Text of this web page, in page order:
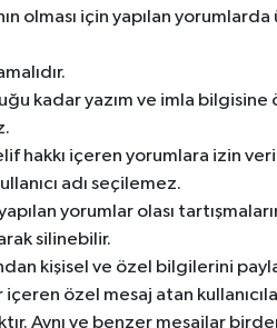
olması için yapılan
kadar yazım ve imla
hakkı içeren yorumlara izin
adı seçilemez.
yorumlar olası
silinebilir.
kişisel ve özel bilgilerini
özel mesaj atan
Aynı ve benzer mesajlar